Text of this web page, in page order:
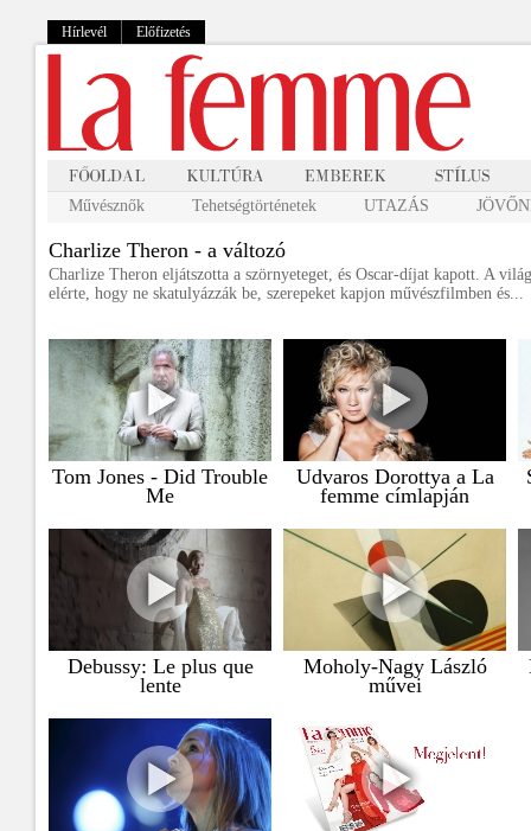
Hírlevél Előfizetés
Művésznők Tehetségtörténetek UTAZÁS
Charlize Theron - a változó
Charlize Theron eljátszotta a szörnyeteget, és Oscar-díjat kapott. A
elérte, hogy ne skatulyázzák be, szerepeket kapjon művészfilmben és...
Tom Jones - Did Trouble
Me
Udvaros Dorottya a La
femme címlapján
Debussy: Le plus que
lente
Moholy-Nagy László
művei